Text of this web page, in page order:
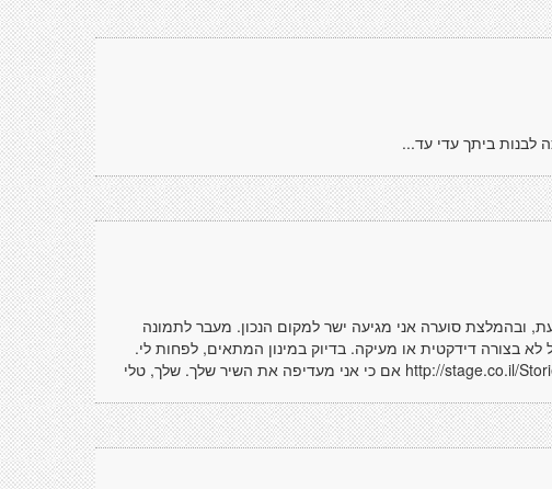
לבנות ביתך עדי עד...
ובהמלצת סוערה אני מגיעה ישר למקום הנכון. מעבר לתמונה
בצורה דידקטית או מעיקה. בדיוק במינון המתאים, לפחות לי.